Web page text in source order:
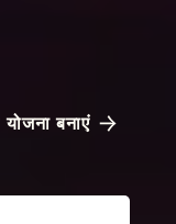
बनाएं